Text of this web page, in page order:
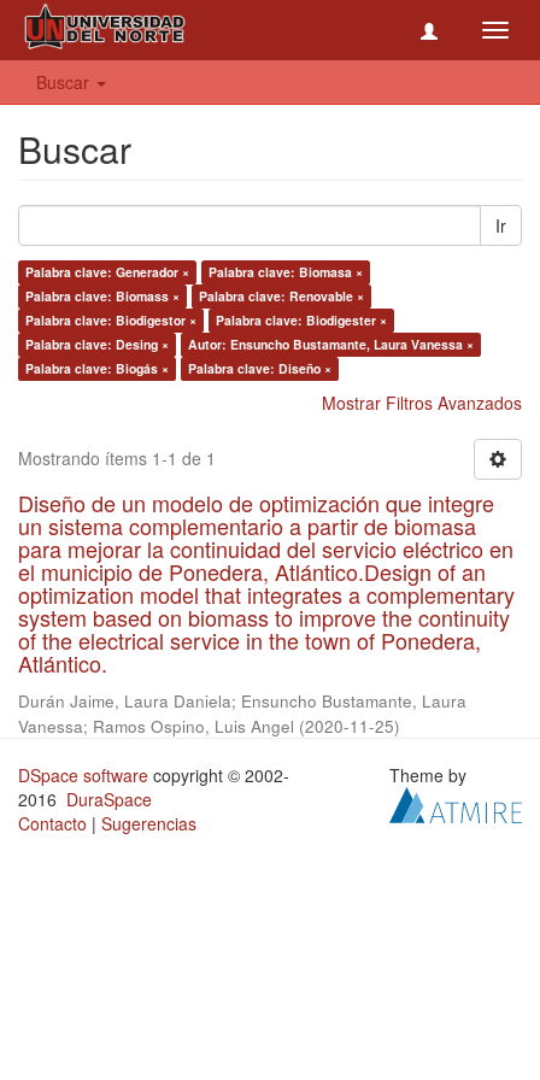
Buscar
Buscar
Ir
Palabra clave: Generador ×
Palabra clave: Biomasa ×
Palabra clave: Biomass ×
Palabra clave: Renovable ×
Palabra clave: Biodigestor ×
Palabra clave: Biodigester ×
Palabra clave: Desing ×
Autor: Ensuncho Bustamante, Laura Vanessa ×
Palabra clave: Biogás ×
Palabra clave: Diseño ×
Mostrar Filtros Avanzados
Mostrando ítems 1-1 de 1
Diseño de un modelo de optimización que integre
un sistema complementario a partir de biomasa
para mejorar la continuidad del servicio eléctrico en
el municipio de Ponedera, Atlántico.Design of an
optimization model that integrates a complementary
system based on biomass to improve the continuity
of the electrical service in the town of Ponedera,
Atlántico.
Durán Jaime, Laura Daniela; Ensuncho Bustamante, Laura
Vanessa; Ramos Ospino, Luis Angel (2020-11-25)
DSpace software copyright © 2002-
2016 DuraSpace
Contacto | Sugerencias
Theme by